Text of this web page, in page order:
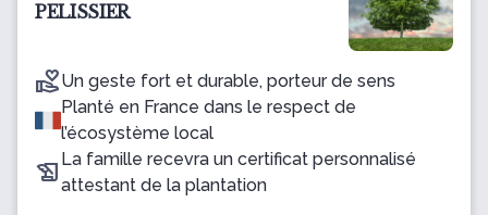
PELISSIER
Un geste fort et durable, porteur de sens
Planté en France dans le respect de
l’écosystème local
La famille recevra un certificat personnalisé
attestant de la plantation